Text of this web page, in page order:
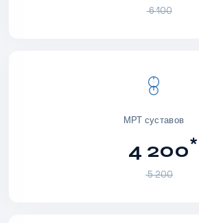
6 100
МРТ суставов
4 200*
5 200